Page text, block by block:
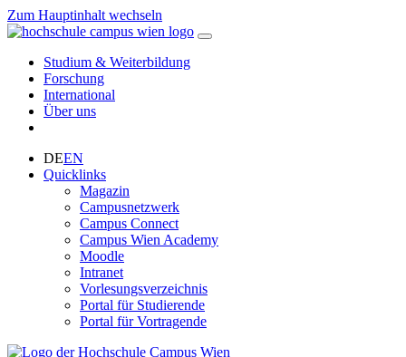
Zum Hauptinhalt wechseln
Studium & Weiterbildung
Forschung
International
Über uns
DEEN
Quicklinks
Magazin
Campusnetzwerk
Campus Connect
Campus Wien Academy
Moodle
Intranet
Vorlesungsverzeichnis
Portal für Studierende
Portal für Vortragende